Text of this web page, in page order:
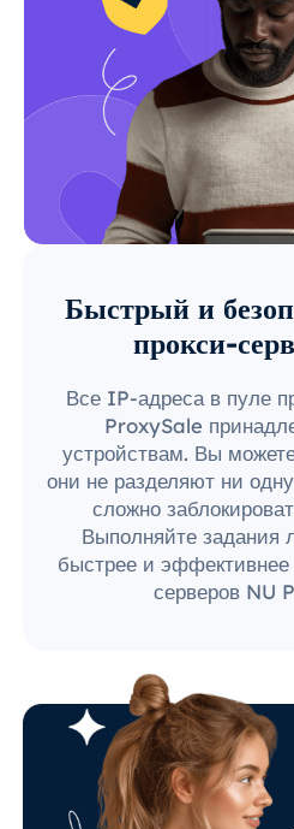
Быстрый и
прокси-
Все IP-адреса в пуле
ProxySale
устройствам. Вы
они не разделяют ни
сложно
Выполняйте задания
быстрее и
серверов NU